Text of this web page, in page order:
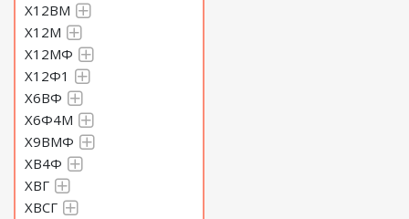
Х12ВМ
Х12М
Х12МФ
Х12Ф1
Х6ВФ
Х6Ф4М
Х9ВМФ
ХВ4Ф
ХВГ
ХВСГ